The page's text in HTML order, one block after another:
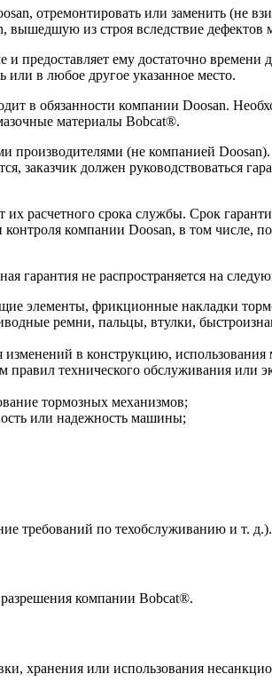
отремонтировать или заменить (не
из строя вследствие дефектов
и предоставляет ему достаточно
или в любое другое указанное место.
в обязанности компании Doosan.
материалы Bobcat®.
производителями (не компанией
заказчик должен руководствоваться
расчетного срока службы. Срок
компании Doosan, в том числе,
гарантия не распространяется на
элементы, фрикционные накладки
ремни, пальцы, втулки,
изменений в конструкцию,
технического обслуживания или
тормозных механизмов;
или надежность машины;
требований по техобслуживанию и т. д.).
компании Bobcat®.
хранения или использования